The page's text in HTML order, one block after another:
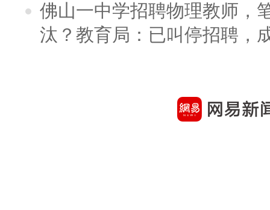
佛山一中学招聘物理教师，
汰？教育局：已叫停招聘，